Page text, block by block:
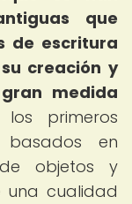
que
de escritura
creación y
medida
primeros
basados en
de objetos y
una cualidad